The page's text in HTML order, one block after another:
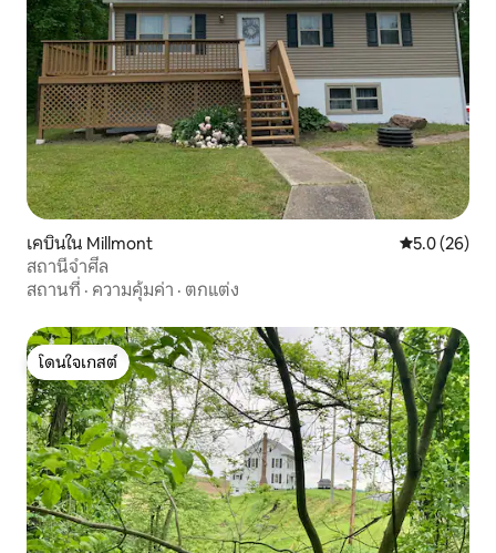
เคบินใน Millmont คะแนนเฉลี่ย
5.0 (26)
สถานีจำศีล
สถานที่ · ความคุ้มค่า · ตกแต่ง
โดนใจเกสต์
โดนใจเกสต์